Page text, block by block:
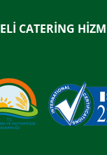
CATERİNG